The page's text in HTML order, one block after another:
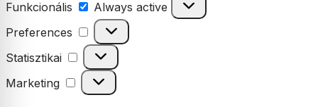
Funkcionális
Always active
Preferences
Preferences
Statisztikai Statisztikai
Marketing Marketing